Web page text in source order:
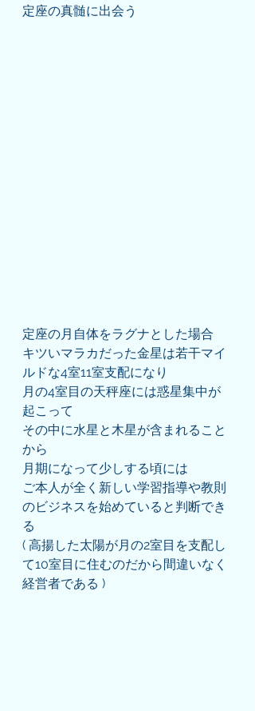
定座の真髄に出会う
定座の月自体をラグナとした場合
キツいマラカだった金星は若干マイ
ルドな4室11室支配になり
月の4室目の天秤座には惑星集中が
起こって
その中に水星と木星が含まれること
から
月期になって少しする頃には
ご本人が全く新しい学習指導や教則
のビジネスを始めていると判断でき
る
( 高揚した太陽が月の2室目を支配し
て10室目に住むのだから間違いなく
経営者である )